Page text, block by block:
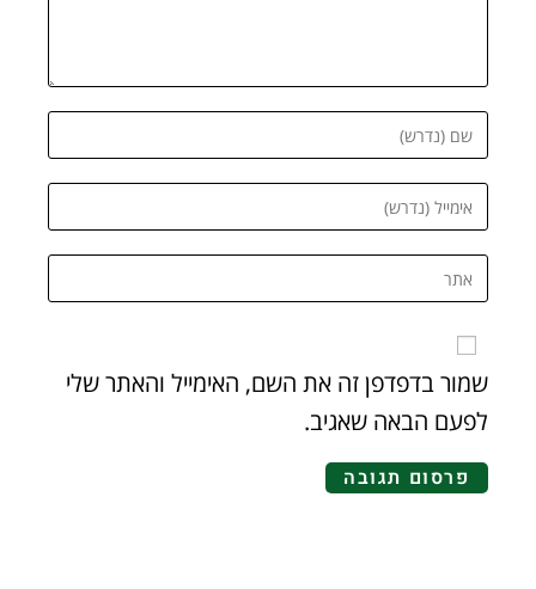
שמור בדפדפן זה את השם, האימייל והאתר שלי
לפעם הבאה שאגיב.